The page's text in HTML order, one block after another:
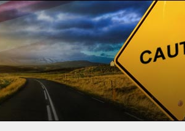
boshlayotganlar uchun
Foydali